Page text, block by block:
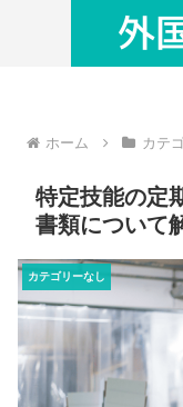
ホーム カテ
特定技能の定
書類について
カテゴリーなし